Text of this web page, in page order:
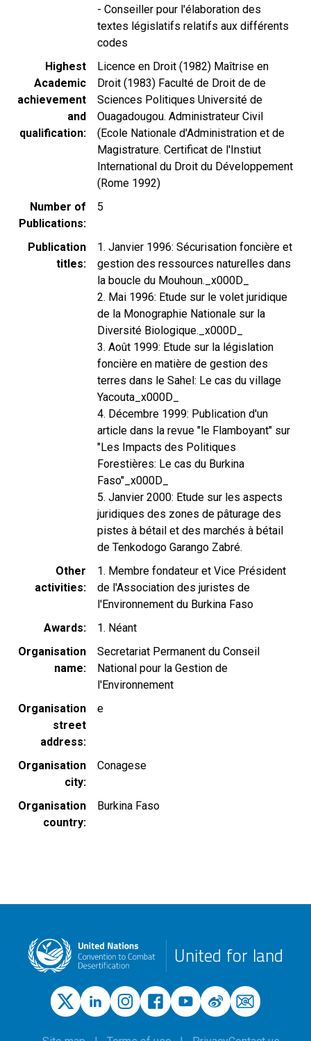
- Conseiller pour l'élaboration des
textes législatifs relatifs aux différents
codes
Highest
Academic
achievement
and
qualification
Licence en Droit (1982) Maîtrise en
Droit (1983) Faculté de Droit de de
Sciences Politiques Université de
Ouagadougou. Administrateur Civil
(Ecole Nationale d'Administration et de
Magistrature. Certificat de l'Instiut
International du Droit du Développement
(Rome 1992)
Number of
Publications
5
Publication
titles
1. Janvier 1996: Sécurisation foncière et
gestion des ressources naturelles dans
la boucle du Mouhoun._x000D_
2. Mai 1996: Etude sur le volet juridique
de la Monographie Nationale sur la
Diversité Biologique._x000D_
3. Août 1999: Etude sur la législation
foncière en matière de gestion des
terres dans le Sahel: Le cas du village
Yacouta_x000D_
4. Décembre 1999: Publication d'un
article dans la revue "le Flamboyant" sur
"Les Impacts des Politiques
Forestières: Le cas du Burkina
Faso"_x000D_
5. Janvier 2000: Etude sur les aspects
juridiques des zones de pâturage des
pistes à bétail et des marchés à bétail
de Tenkodogo Garango Zabré.
Other
activities
1. Membre fondateur et Vice Président
de l'Association des juristes de
l'Environnement du Burkina Faso
Awards
1. Néant
Organisation
name
Secretariat Permanent du Conseil
National pour la Gestion de
l'Environnement
Organisation
street
address
e
Organisation
city
Conagese
Organisation
country
Burkina Faso
United for land